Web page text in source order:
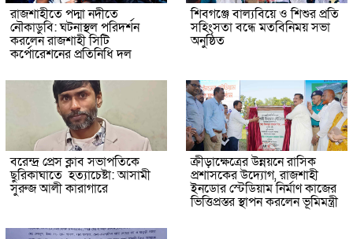
রাজশাহীতে পদ্মা নদীতে
নৌকাডুবি: ঘটনাস্থল পরিদর্শন
করলেন রাজশাহী সিটি
কর্পোরেশনের প্রতিনিধি দল
শিবগঞ্জে বাল্যবিয়ে ও শিশুর প্রতি
সহিংসতা বন্ধে মতবিনিময় সভা
অনুষ্ঠিত
বরেন্দ্র প্রেস ক্লাব সভাপতিকে
ছুরিকাঘাতে হত্যাচেষ্টা: আসামী
সুরুজ আলী কারাগারে
ক্রীড়াক্ষেত্রের উন্নয়নে রাসিক
প্রশাসকের উদ্যোগ, রাজশাহী
ইনডোর স্টেডিয়াম নির্মাণ কাজের
ভিত্তিপ্রস্তর স্থাপন করলেন ভূমিমন্ত্রী